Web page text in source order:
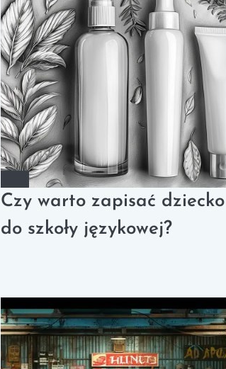
Czy warto zapisać dziecko
do szkoły językowej?